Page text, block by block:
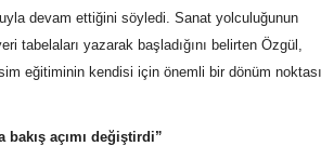
devam ettiğini söyledi. Sanat yolculuğunun
tabelaları yazarak başladığını belirten Özgül,
eğitiminin kendisi için önemli bir dönüm noktası
açımı değiştirdi”